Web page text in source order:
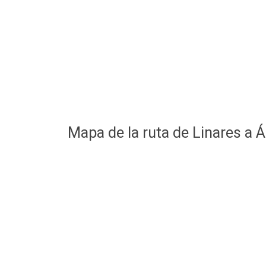
Mapa de la ruta de Linares a